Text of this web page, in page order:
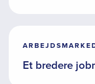
Et bredere